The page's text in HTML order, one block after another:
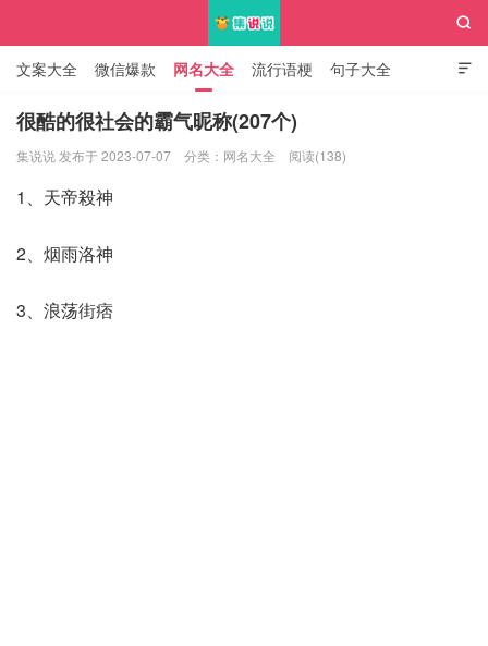

文案大全 微信爆款 网名大全 流行语梗 句子大全
知识大全

很酷的很社会的霸气昵称(207个)
集说说 发布于 2023-07-07 分类： 网名大全 阅读(138)
1、天帝殺神
2、烟雨洛神
3、浪荡街痞